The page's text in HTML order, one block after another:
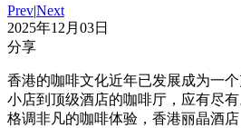
Prev|Next
2025年12月03日
分享
香港的咖啡文化近年已发展成为一
小店到顶级酒店的咖啡厅，应有尽
格调非凡的咖啡体验，香港丽晶酒店